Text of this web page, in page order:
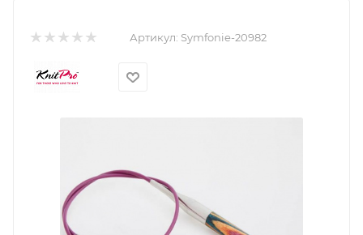
Артикул: Symfonie-20982